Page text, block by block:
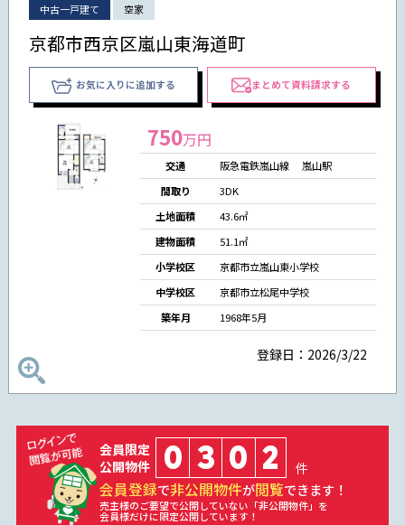
中古一戸建て 空家
京都市西京区嵐山東海道町
お気に入りに追加する まとめて資料請求する
750万円
交通
阪急電鉄嵐山線 嵐山駅
間取り
3DK
土地面積
43.6㎡
建物面積
51.1㎡
小学校区
京都市立嵐山東小学校
中学校区
京都市立松尾中学校
築年月
1968年5月
登録日：2026/3/22
会員限定
公開物件
0 3 0 2 件
会員登録で非公開物件が閲覧できます！
売主様のご要望で公開していない「非公開物件」を
会員様だけに限定公開しています！